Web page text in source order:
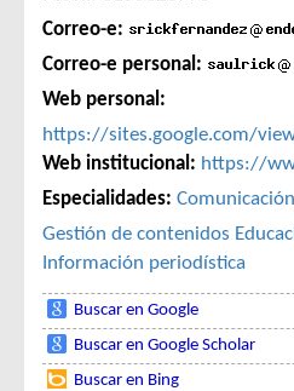
Correo-e:
Correo-e personal:
Web personal:
https://sites.google.com/
Web institucional: https://
Especialidades: Comunicación
Gestión de contenidos
Información periodística
Buscar en Google
Buscar en Google Scholar
Buscar en Bing